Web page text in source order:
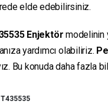
elde edebilirsiniz.
Enjektör modelinin
yardımcı olabiliriz.
Bu konuda daha fazla
T435535